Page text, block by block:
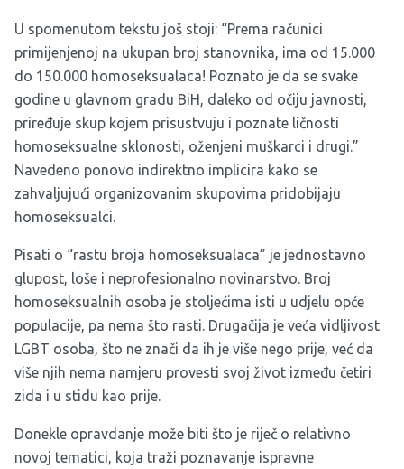
U spomenutom tekstu još stoji: “Prema računici
primijenjenoj na ukupan broj stanovnika, ima od 15.000
do 150.000 homoseksualaca! Poznato je da se svake
godine u glavnom gradu BiH, daleko od očiju javnosti,
priređuje skup kojem prisustvuju i poznate ličnosti
homoseksualne sklonosti, oženjeni muškarci i drugi.”
Navedeno ponovo indirektno implicira kako se
zahvaljujući organizovanim skupovima pridobijaju
homoseksualci.
Pisati o “rastu broja homoseksualaca” je jednostavno
glupost, loše i neprofesionalno novinarstvo. Broj
homoseksualnih osoba je stoljećima isti u udjelu opće
populacije, pa nema što rasti. Drugačija je veća vidljivost
LGBT osoba, što ne znači da ih je više nego prije, već da
više njih nema namjeru provesti svoj život između četiri
zida i u stidu kao prije.
Donekle opravdanje može biti što je riječ o relativno
novoj tematici, koja traži poznavanje ispravne